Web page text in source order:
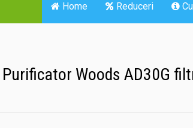
Home Reduceri
Woods AD30G